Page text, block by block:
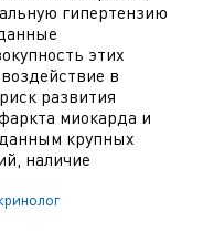
гипертензию
этих
в
развития
миокарда и
крупных
наличие